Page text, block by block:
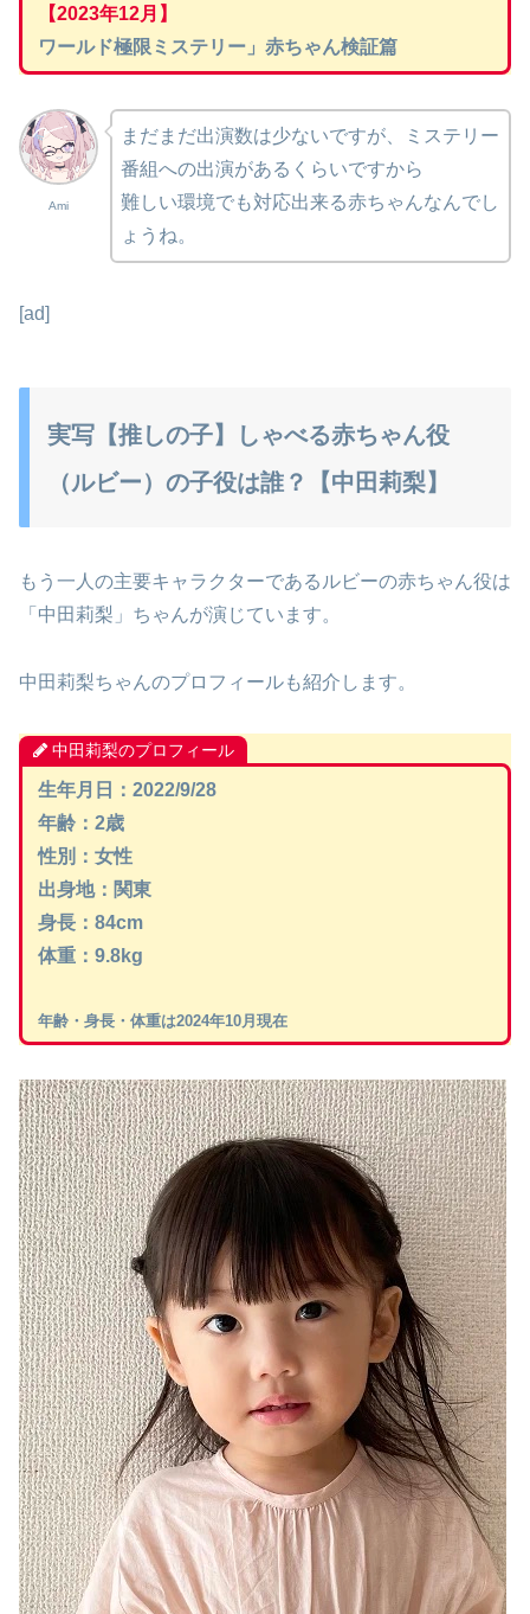
【2023年12月】
ワールド極限ミステリー」赤ちゃん検証篇
Ami
まだまだ出演数は少ないですが、ミステリー
番組への出演があるくらいですから
難しい環境でも対応出来る赤ちゃんなんでし
ょうね。
[ad]
実写【推しの子】しゃべる赤ちゃん役
（ルビー）の子役は誰？【中田莉梨】
もう一人の主要キャラクターであるルビーの赤ちゃん役は
「中田莉梨」ちゃんが演じています。
中田莉梨ちゃんのプロフィールも紹介します。
中田莉梨のプロフィール
生年月日：2022/9/28
年齢：2歳
性別：女性
出身地：関東
身長：84cm
体重：9.8kg
年齢・身長・体重は2024年10月現在